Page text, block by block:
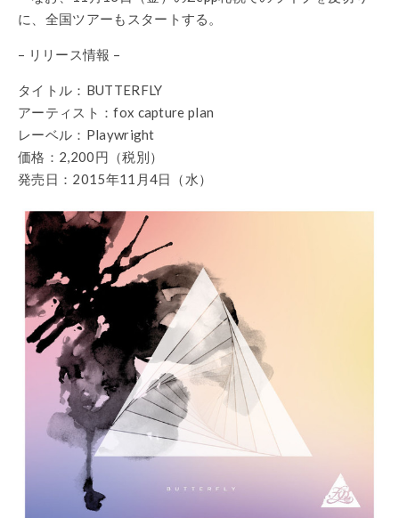
に、全国ツアーもスタートする。
– リリース情報 –
タイトル：BUTTERFLY
アーティスト：fox capture plan
レーベル：Playwright
価格：2,200円（税別）
発売日：2015年11月4日（水）